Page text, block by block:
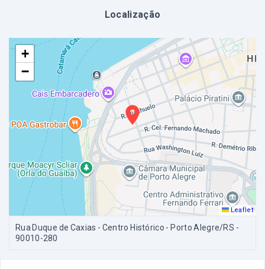
Localização
+
−
Leaflet
Rua Duque de Caxias - Centro Histórico - Porto Alegre/RS -
90010-280